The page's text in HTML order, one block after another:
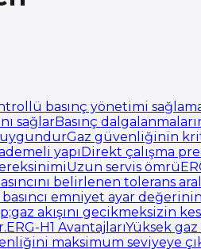
basınç yönetimi
sağlarBasınç
uygundurGaz güvenliğinin
yapıDirekt çalışma
servis
belirlenen tolerans
emniyet ayar
akışını gecikmeksizin
H1 AvantajlarıYüksek
maksimum seviyeye